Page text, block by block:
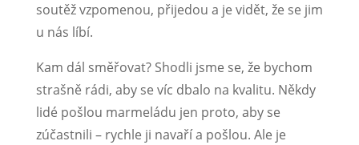
soutěž vzpomenou, přijedou a je vidět, že se jim
u nás líbí.
Kam dál směřovat? Shodli jsme se, že bychom
strašně rádi, aby se víc dbalo na kvalitu. Někdy
lidé pošlou marmeládu jen proto, aby se
zúčastnili – rychle ji navaří a pošlou. Ale je